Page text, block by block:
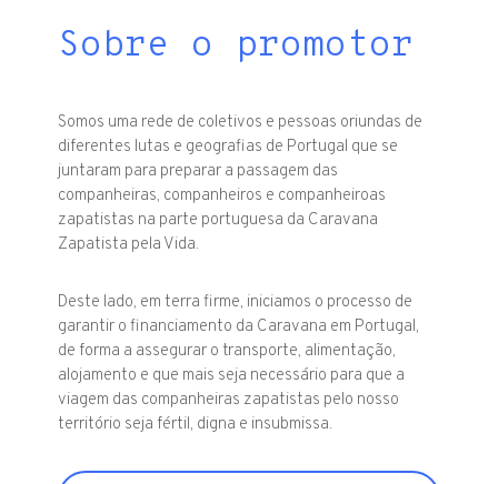
Sobre o promotor
Somos uma rede de coletivos e pessoas oriundas de
diferentes lutas e geografias de Portugal que se
juntaram para preparar a passagem das
companheiras, companheiros e companheiroas
zapatistas na parte portuguesa da Caravana
Zapatista pela Vida.
Deste lado, em terra firme, iniciamos o processo de
garantir o financiamento da Caravana em Portugal,
de forma a assegurar o transporte, alimentação,
alojamento e que mais seja necessário para que a
viagem das companheiras zapatistas pelo nosso
território seja fértil, digna e insubmissa.